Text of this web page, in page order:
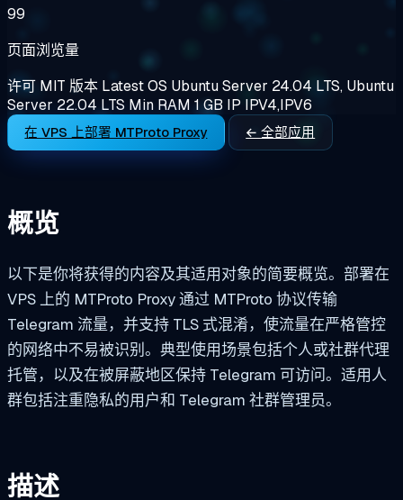
99
页面浏览量
许可 MIT 版本 LatestOS Ubuntu Server 24.04 LTS, Ubuntu
Server 22.04 LTS Min RAM 1 GB IP IPV4,IPV6
在 VPS 上部署 MTProto Proxy ← 全部应用
概览
以下是你将获得的内容及其适用对象的简要概览。部署在
VPS 上的 MTProto Proxy 通过 MTProto 协议传输
Telegram 流量，并支持 TLS 式混淆，使流量在严格管控
的网络中不易被识别。典型使用场景包括个人或社群代理
托管，以及在被屏蔽地区保持 Telegram 可访问。适用人
群包括注重隐私的用户和 Telegram 社群管理员。
描述